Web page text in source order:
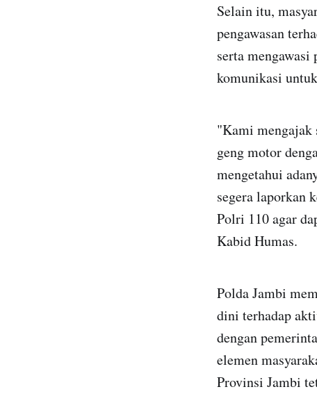
Selain itu,
pengawasan
serta mengawasi
komunikasi
"Kami mengajak
geng motor
mengetahui
segera laporkan
Polri 110 agar
Kabid Humas.
Polda Jambi
dini terhadap
dengan
elemen
Provinsi Jambi